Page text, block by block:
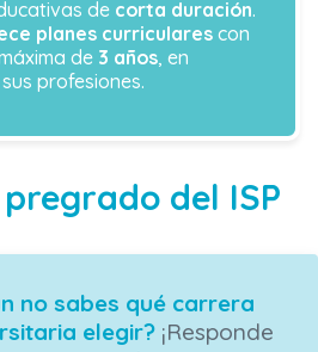
de corta duración.
planes curriculares con
de 3 años, en
profesiones.
del ISP
no sabes qué carrera
elegir?¡Responde